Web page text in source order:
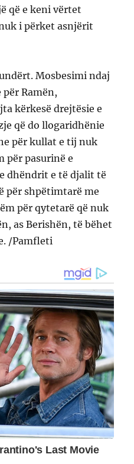
që e keni vërtet
i përket asnjërit
Mosbesimi ndaj
Ramën,
kërkesë drejtësie e
që do llogaridhënie
për kullat e tij nuk
për pasurinë e
dhëndrit e të djalit të
për shpëtimtarë me
për qytetarë që nuk
as Berishën, të bëhet
/Pamfleti